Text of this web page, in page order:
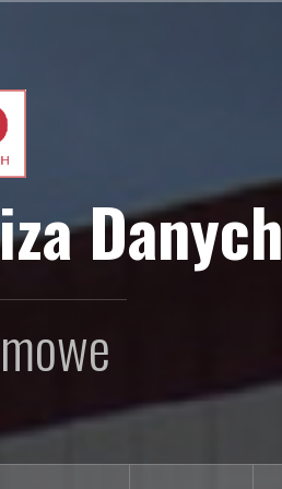
Danych